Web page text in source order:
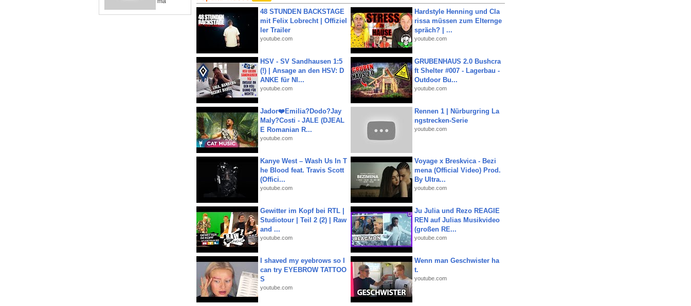
48 STUNDEN BACKSTAGE
mit Felix Lobrecht | Offiziel
ler Trailer
youtube.com
Hardstyle Henning und Cla
rissa müssen zum Elternge
spräch? | ...
youtube.com
HSV - SV Sandhausen 1:5
(!) | Ansage an den HSV: D
ANKE für NI...
youtube.com
GRUBENHAUS 2.0 Bushcra
ft Shelter #007 - Lagerbau -
Outdoor Bu...
youtube.com
Jador❤️Emilia?Dodo?Jay
Maly?Costi - JALE (DJEAL
E Romanian R...
youtube.com
Rennen 1 | Nürburgring La
ngstrecken-Serie
youtube.com
Kanye West – Wash Us In T
he Blood feat. Travis Scott
(Offici...
youtube.com
Voyage x Breskvica - Bezi
mena (Official Video) Prod.
By Ultra...
youtube.com
Gewitter im Kopf bei RTL |
Studiotour | Teil 2 (2) | Raw
and ...
youtube.com
Ju Julia und Rezo REAGIE
REN auf Julias Musikvideo
(großen RE...
youtube.com
I shaved my eyebrows so I
can try EYEBROW TATTOO
S
youtube.com
Wenn man Geschwister ha
t.
youtube.com